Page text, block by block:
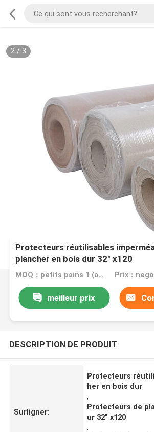
2/ 3
Protecteurs réutilisables
plancher en bois dur 32" x120
MOQ：petits pains 1 (aperçu gratuit de taille A4) Prix：
meilleur prix
DESCRIPTION DE PRODUIT
Surligner:
Protecteurs
her en bois dur
,
Protecteurs de
ur 32" x120
,